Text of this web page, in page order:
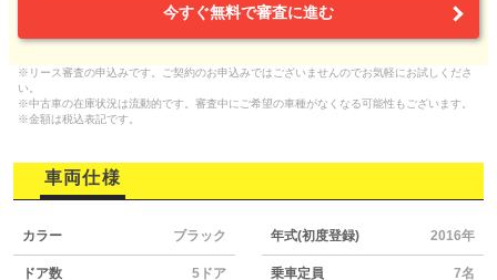
今すぐ無料で審査に進む
※リース審査の申込みです。ご契約のお申込みではございませんのでお気軽にお試しくださ
い。
※中古車の在庫状況は流動的です。審査中にご希望の車種がなくなる可能性もございます。
※金額は税込表記です。
車両仕様
カラー ブラック 年式(初度登録) 2016年
ドア数 5ドア 乗車定員 7名